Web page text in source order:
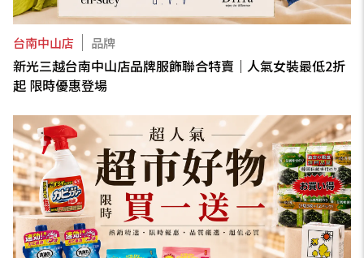
台南中山店 品牌
新光三越台南中山店品牌服飾聯合特賣｜人氣女裝最低2折
起 限時優惠登場